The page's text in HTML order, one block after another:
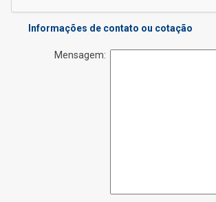
Informações de contato ou cotação
Mensagem: